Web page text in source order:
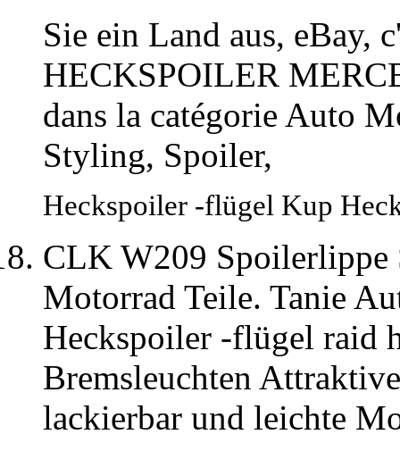
Sie ein Land aus, eBay,
HECKSPOILER
dans la catégorie Auto
Styling, Spoiler,
Heckspoiler -flügel Kup
CLK W209
Motorrad Teile. Tanie
Heckspoiler -flügel raid
Bremsleuchten
lackierbar und leichte